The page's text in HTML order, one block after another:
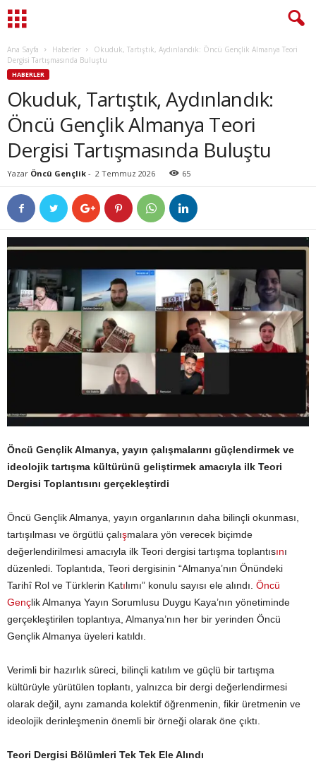
Ana Sayfa Haberler
Okuduk, Tartıştık, Aydınlandık: Öncü Gençlik Almanya Teori
Dergisi Tartışmasında Buluştu
HABERLER
Okuduk, Tartıştık, Aydınlandık:
Öncü Gençlik Almanya Teori
Dergisi Tartışmasında Buluştu
Yazar Öncü Gençlik - 2 Temmuz 2026 65
Öncü Gençlik Almanya, yayın çalışmalarını güçlendirmek ve
ideolojik tartışma kültürünü geliştirmek amacıyla ilk Teori
Dergisi Toplantısını gerçekleştirdi
Öncü Gençlik Almanya, yayın organlarının daha bilinçli okunması,
tartışılması ve örgütlü çalışmalara yön verecek biçimde
değerlendirilmesi amacıyla ilk Teori dergisi tartışma toplantısını
düzenledi. Toplantıda, Teori dergisinin “Almanya’nın Önündeki
Tarihî Rol ve Türklerin Katılımı” konulu sayısı ele alındı. Öncü
Gençlik Almanya Yayın Sorumlusu Duygu Kaya’nın yönetiminde
gerçekleştirilen toplantıya, Almanya’nın her bir yerinden Öncü
Gençlik Almanya üyeleri katıldı.
Verimli bir hazırlık süreci, bilinçli katılım ve güçlü bir tartışma
kültürüyle yürütülen toplantı, yalnızca bir dergi değerlendirmesi
olarak değil, aynı zamanda kolektif öğrenmenin, fikir üretmenin ve
ideolojik derinleşmenin önemli bir örneği olarak öne çıktı.
Teori Dergisi Bölümleri Tek Tek Ele Alındı